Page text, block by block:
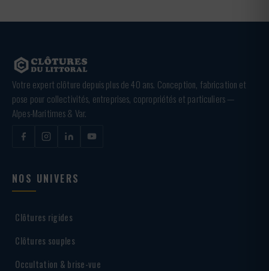
Votre expert clôture depuis plus de 40 ans. Conception, fabrication et
pose pour collectivités, entreprises, copropriétés et particuliers —
Alpes-Maritimes & Var.
NOS UNIVERS
Clôtures rigides
Clôtures souples
Occultation & brise-vue